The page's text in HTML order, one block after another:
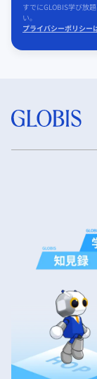
すでにGLOBIS学び放
い。
プライバシーポリシー